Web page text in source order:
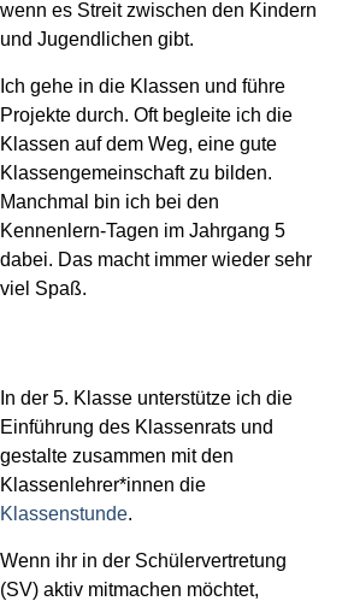
wenn es Streit zwischen den Kindern
und Jugendlichen gibt.
Ich gehe in die Klassen und führe
Projekte durch. Oft begleite ich die
Klassen auf dem Weg, eine gute
Klassengemeinschaft zu bilden.
Manchmal bin ich bei den
Kennenlern-Tagen im Jahrgang 5
dabei. Das macht immer wieder sehr
viel Spaß.
In der 5. Klasse unterstütze ich die
Einführung des Klassenrats und
gestalte zusammen mit den
Klassenlehrer*innen die
Klassenstunde.
Wenn ihr in der Schülervertretung
(SV) aktiv mitmachen möchtet,